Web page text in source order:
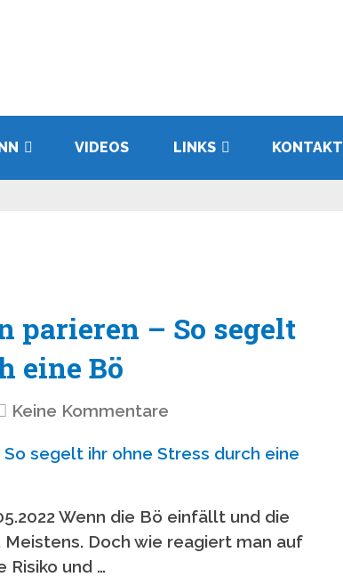
VIDEOS LINKS KONTAKT
parieren – So segelt
eine Bö
Keine Kommentare
Wenn die Bö einfällt und die
Doch wie reagiert man auf
Risiko und …